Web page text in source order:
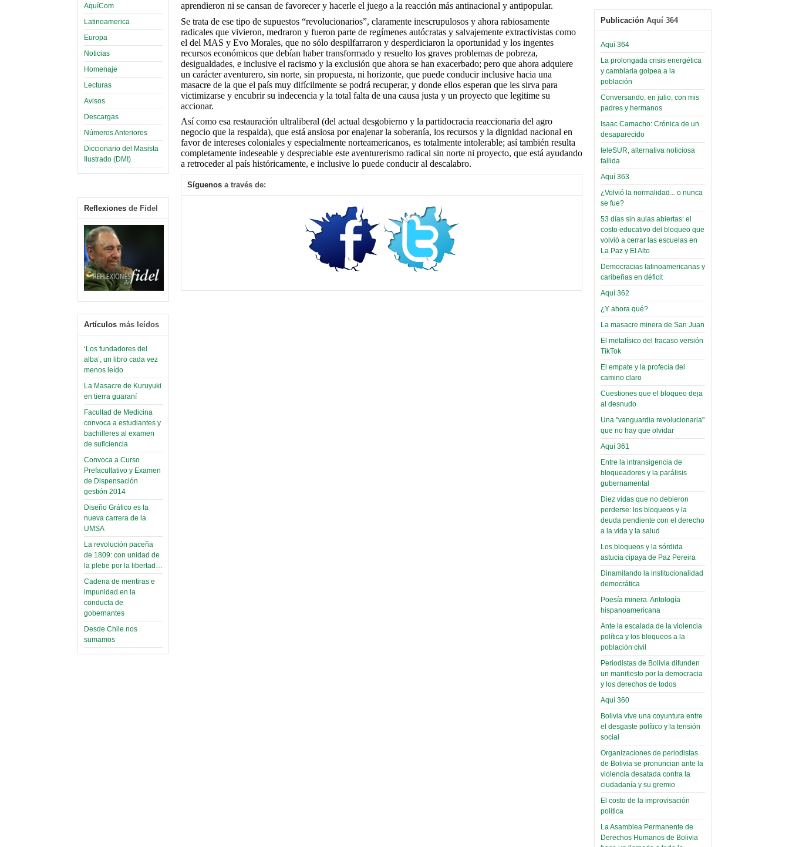
AquíCom
Latinoamerica
Europa
Noticias
Homenaje
Lecturas
Avisos
Descargas
Números Anteriores
Diccionario del Masista
Ilustrado (DMI)
Reflexiones de Fidel
Artículos más leídos
‘Los fundadores del
alba’, un libro cada vez
menos leído
La Masacre de Kuruyuki
en tierra guaraní
Facultad de Medicina
convoca a estudiantes y
bachilleres al examen
de suficiencia
Convoca a Curso
Prefacultativo y Examen
de Dispensación
gestión 2014
Diseño Gráfico es la
nueva carrera de la
UMSA
La revolución paceña
de 1809: con unidad de
la plebe por la libertad…
Cadena de mentiras e
impunidad en la
conducta de
gobernantes
Desde Chile nos
sumamos
aprendieron ni se cansan de favorecer y hacerle el juego a la reacción más antinacional y antipopular.
Se trata de ese tipo de supuestos “revolucionarios”, claramente inescrupulosos y ahora rabiosamente
radicales que vivieron, medraron y fueron parte de regímenes autócratas y salvajemente extractivistas como
el del MAS y Evo Morales, que no sólo despilfarraron y desperdiciaron la oportunidad y los ingentes
recursos económicos que debían haber transformado y resuelto los graves problemas de pobreza,
desigualdades, e inclusive el racismo y la exclusión que ahora se han exacerbado; pero que ahora adquiere
un carácter aventurero, sin norte, sin propuesta, ni horizonte, que puede conducir inclusive hacia una
masacre de la que el país muy difícilmente se podrá recuperar, y donde ellos esperan que les sirva para
victimizarse y encubrir su indecencia y la total falta de una causa justa y un proyecto que legitime su
accionar.
Así como esa restauración ultraliberal (del actual desgobierno y la partidocracia reaccionaria del agro
negocio que la respalda), que está ansiosa por enajenar la soberanía, los recursos y la dignidad nacional en
favor de intereses coloniales y especialmente norteamericanos, es totalmente intolerable; así también resulta
completamente indeseable y despreciable este aventurerismo radical sin norte ni proyecto, que está ayudando
a retroceder al país históricamente, e inclusive lo puede conducir al descalabro.
Síguenos a través de:
certificados por apoyo al
Séptimo Encuentro de
Sábado, 14 Octubre 2023
Leer Más...
Trabajo Social de la UMSA
volverá a las urnas para elegir a
su directora
Sábado, 14 Octubre 2023
Leer Más...
Candidatos del MAS se
presentarán en la UMSA
Jueves, 14 Septiembre 2023
Leer Más...
Carrera de Geografía realiza
Segundo Congreso Nacional
Viernes, 14 Octubre 2022
Leer Más...
Docentes y estudiantes de
Trabajo Social de la UMSA
elegirán directora
Viernes, 14 Octubre 2022
Leer Más...
“Tuna Femenina San Andrés”
toca y canta con coraje
Miércoles, 14 Septiembre 2022
Leer Más...
Posesionan a dirigentes de
Asociación de Docentes
Domingo, 14 Agosto 2022
Leer Más...
y esconder la
mano
El Infamatorio
Jueves, 10 Diciembre 2020
Read more...
Infierno Covid
parte VI:
Gabinete de
Áñez se atribuye
construcción de
hospitales
prefabricados en
la que no tuvo
participación;
más de 24 horas
después rectifica
parcialmente
El Infamatorio
Miércoles, 09 Diciembre 2020
Read more...
Interpretación
de un álbum de
narco-fotos
(Miscelánea
Palaciega 8)
El Infamatorio
Miércoles, 19 Junio 2019
Read more...
Cosmética
descolonizadora
(Miscelánea
palaciega 7)
El Infamatorio
Lunes, 27 Mayo 2019
Read more...
Creacionismo,
filtraciones e
inicio de la
campaña del
MAS
(Miscelánea
palaciega 6)
El Infamatorio
Domingo, 12 Mayo 2019
Read more...
Publicación Aquí 364
Aquí 364
La prolongada crisis energética
y cambiaria golpea a la
población
Conversando, en julio, con mis
padres y hermanos
Isaac Camacho: Crónica de un
desaparecido
teleSUR, alternativa noticiosa
fallida
Aquí 363
¿Volvió la normalidad... o nunca
se fue?
53 días sin aulas abiertas: el
costo educativo del bloqueo que
volvió a cerrar las escuelas en
La Paz y El Alto
Democracias latinoamericanas y
caribeñas en déficit
Aquí 362
¿Y ahora qué?
La masacre minera de San Juan
El metafísico del fracaso versión
TikTok
El empate y la profecía del
camino claro
Cuestiones que el bloqueo deja
al desnudo
Una "vanguardia revolucionaria"
que no hay que olvidar
Aquí 361
Entre la intransigencia de
bloqueadores y la parálisis
gubernamental
Diez vidas que no debieron
perderse: los bloqueos y la
deuda pendiente con el derecho
a la vida y la salud
Los bloqueos y la sórdida
astucia cipaya de Paz Pereira
Dinamitando la institucionalidad
democrática
Poesía minera. Antología
hispanoamericana
Ante la escalada de la violencia
política y los bloqueos a la
población civil
Periodistas de Bolivia difunden
un manifiesto por la democracia
y los derechos de todos
Aquí 360
Bolivia vive una coyuntura entre
el desgaste político y la tensión
social
Organizaciones de periodistas
de Bolivia se pronuncian ante la
violencia desatada contra la
ciudadanía y su gremio
El costo de la improvisación
política
La Asamblea Permanente de
Derechos Humanos de Bolivia